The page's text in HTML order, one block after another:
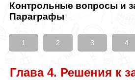
Контрольные вопросы и
Параграфы
1 2 3 4
Глава 4. Решения к